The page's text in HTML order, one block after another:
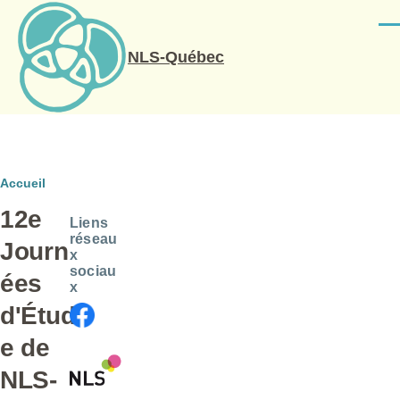
Aller au contenu principal
NLS-Québec
Fil
d'Ariane
Accueil
12e
Journ
ées
d'Étud
e de
NLS-
Liens
réseau
x
sociau
x